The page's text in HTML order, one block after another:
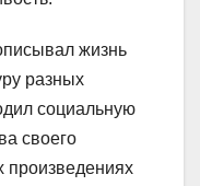
жизнь
разных
социальную
своего
произведениях